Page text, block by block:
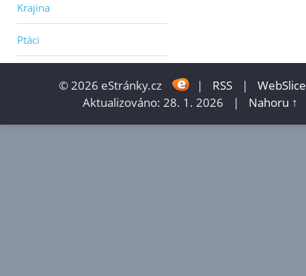
Krajina
Ptáci
© 2026 eStránky.cz | RSS |
WebSlice
Aktualizováno: 28. 1. 2026
| Nahoru ↑